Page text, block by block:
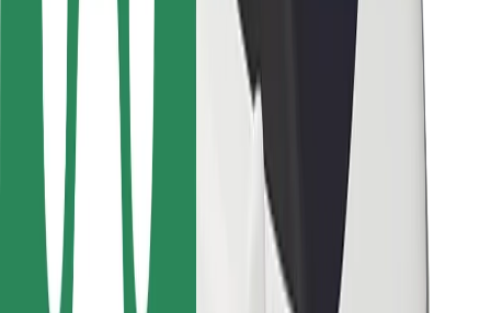
Kurjeriams
„Bolt Food“
Automobilių nuomos įmonių savininkams
Restoranams
„Bolt for Business“
Kita
Paslaugų teikėjai
Sąlygos